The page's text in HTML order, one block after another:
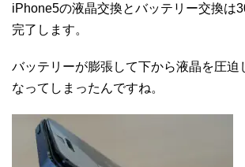
iPhone5の液晶交換とバッテリー交換は
完了します。
バッテリーが膨張して下から液晶を圧迫
なってしまったんですね。